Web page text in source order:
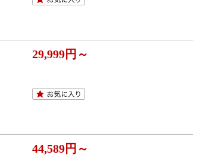
29,999円～
44,589円～